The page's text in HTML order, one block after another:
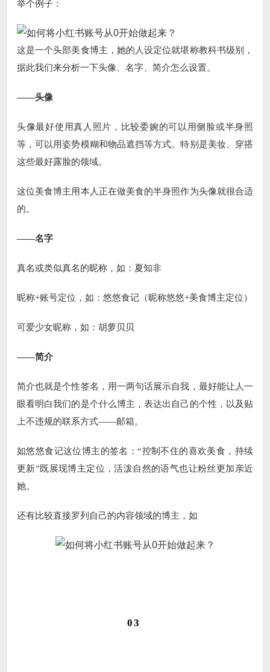
举个例子：
这是一个头部美食博主，她的人设定位就堪称教科书级别，
据此我们来分析一下头像、名字、简介怎么设置。
——头像
头像最好使用真人照片，比较委婉的可以用侧脸或半身照
等，可以用姿势模糊和物品遮挡等方式。特别是美妆、穿搭
这些最好露脸的领域。
这位美食博主用本人正在做美食的半身照作为头像就很合适
的。
——名字
真名或类似真名的昵称，如：夏知非
昵称+账号定位，如：悠悠食记（昵称悠悠+美食博主定位）
可爱少女昵称，如：胡萝贝贝
——简介
简介也就是个性签名，用一两句话展示自我，最好能让人一
眼看明白我们的是个什么博主，表达出自己的个性，以及贴
上不违规的联系方式——邮箱。
如悠悠食记这位博主的签名：“控制不住的喜欢美食，持续
更新”既展现博主定位，活泼自然的语气也让粉丝更加亲近
她。
还有比较直接罗列自己的内容领域的博主，如
03